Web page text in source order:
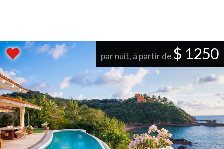
par nuit, à partir de $ 1250